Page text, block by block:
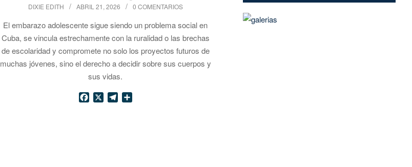
DIXIE EDITH ABRIL 21, 2026 0 COMENTARIOS
El embarazo adolescente sigue siendo un problema social en
Cuba, se vincula estrechamente con la ruralidad o las brechas
de escolaridad y compromete no solo los proyectos futuros de
muchas jóvenes, sino el derecho a decidir sobre sus cuerpos y
sus vidas.
Facebook
X TelegramCompartir